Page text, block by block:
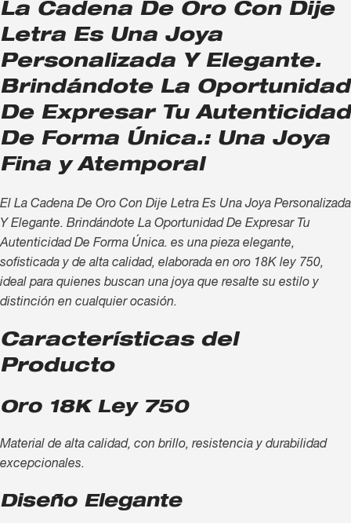
La Cadena De Oro Con Dije
Letra Es Una Joya
Personalizada Y Elegante.
Brindándote La Oportunidad
De Expresar Tu Autenticidad
De Forma Única.: Una Joya
Fina y Atemporal
El La Cadena De Oro Con Dije Letra Es Una Joya Personalizada
Y Elegante. Brindándote La Oportunidad De Expresar Tu
Autenticidad De Forma Única. es una pieza elegante,
sofisticada y de alta calidad, elaborada en oro 18K ley 750,
ideal para quienes buscan una joya que resalte su estilo y
distinción en cualquier ocasión.
Características del
Producto
Oro 18K Ley 750
Material de alta calidad, con brillo, resistencia y durabilidad
excepcionales.
Diseño Elegante